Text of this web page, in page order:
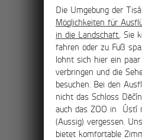
Die Umgebung der
Möglichkeiten für
in die Landschaft. . Sie
fahren oder zu Fuß
lohnt sich hier ein paar
verbringen und die
besuchen. Bei den
nicht das Schloss
auch das ZOO in Ústí
(Aussig) vergessen.
bietet komfortable